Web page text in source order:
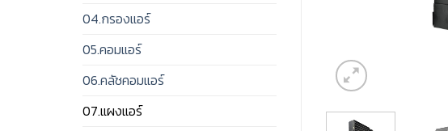
04.กรองแอร์
05.คอมแอร์
06.คลัชคอมแอร์
07.แผงแอร์